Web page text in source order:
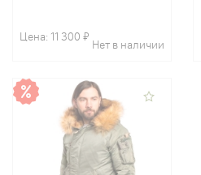
Цена: 11 300 ₽
Нет в наличии